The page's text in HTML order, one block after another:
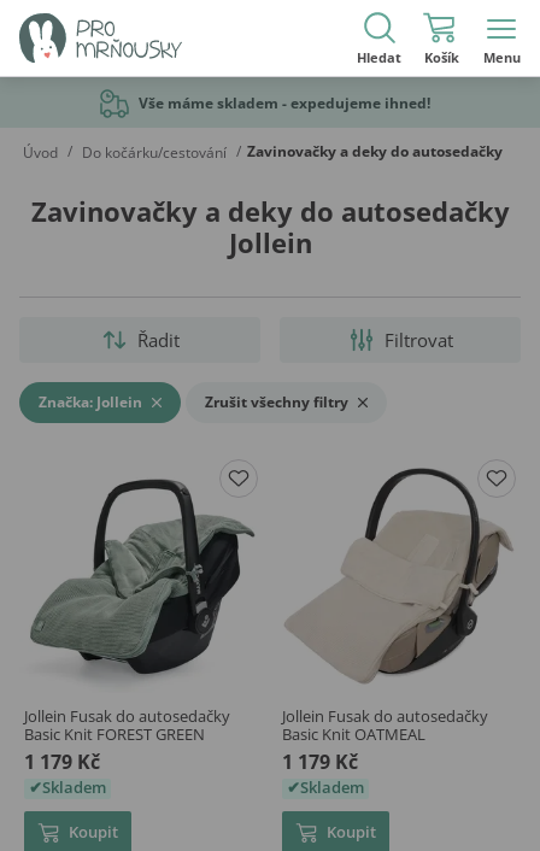
Hledat Košík Menu
Vše máme skladem - expedujeme ihned!
Úvod / Do kočárku/cestování / Zavinovačky a deky do autosedačky
Zavinovačky a deky do autosedačky
Jollein
Filtrovat
Řadit
Značka: Jollein Zrušit všechny filtry
Jollein Fusak do autosedačky
Basic Knit FOREST GREEN
1 179 Kč
Skladem
Koupit
Jollein Fusak do autosedačky
Basic Knit OATMEAL
1 179 Kč
Skladem
Koupit